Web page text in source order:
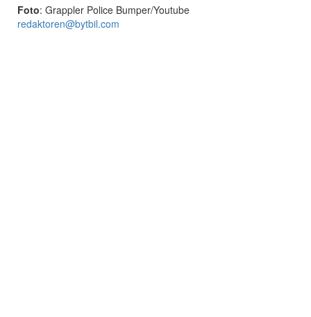
Foto: Grappler Police Bumper/Youtube
redaktoren@bytbil.com